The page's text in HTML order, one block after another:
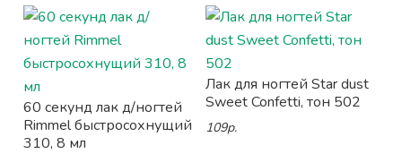
60 секунд лак д/ногтей
Rimmel быстросохнущий
310, 8 мл
Лак для ногтей Star dust
Sweet Confetti, тон 502
109р.